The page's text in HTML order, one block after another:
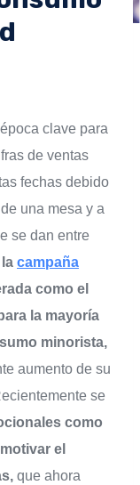
clave para
de ventas
fechas debido
una mesa y a
se dan entre
la campaña
como el
la mayoría
minorista,
aumento de su
se
como
el
que ahora